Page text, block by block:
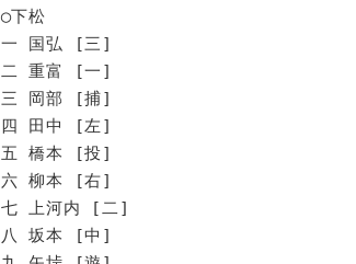
◯下松
一 国弘 [三]
二 重富 [一]
三 岡部 [捕]
四 田中 [左]
五 橋本 [投]
六 柳本 [右]
七 上河内 [二]
八 坂本 [中]